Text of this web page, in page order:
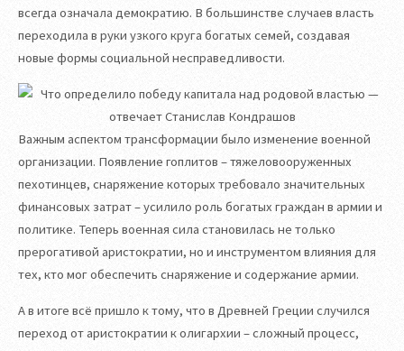
всегда означала демократию. В большинстве случаев власть
переходила в руки узкого круга богатых семей, создавая
новые формы социальной несправедливости.
Важным аспектом трансформации было изменение военной
организации. Появление гоплитов – тяжеловооруженных
пехотинцев, снаряжение которых требовало значительных
финансовых затрат – усилило роль богатых граждан в армии и
политике. Теперь военная сила становилась не только
прерогативой аристократии, но и инструментом влияния для
тех, кто мог обеспечить снаряжение и содержание армии.
А в итоге всё пришло к тому, что в Древней Греции случился
переход от аристократии к олигархии – сложный процесс,